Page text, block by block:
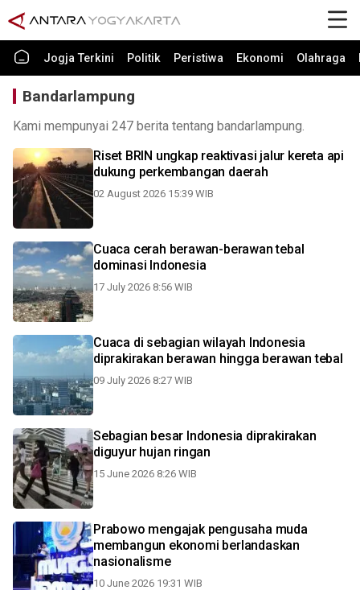
Jogja Terkini Politik Peristiwa Ekonomi Olahraga
Bandarlampung
Kami mempunyai 247 berita tentang bandarlampung.
Riset BRIN ungkap reaktivasi jalur kereta api
dukung perkembangan daerah
02 August 2026 15:39 WIB
Cuaca cerah berawan-berawan tebal
dominasi Indonesia
17 July 2026 8:56 WIB
Cuaca di sebagian wilayah Indonesia
diprakirakan berawan hingga berawan tebal
09 July 2026 8:27 WIB
Sebagian besar Indonesia diprakirakan
diguyur hujan ringan
15 June 2026 8:26 WIB
Prabowo mengajak pengusaha muda
membangun ekonomi berlandaskan
nasionalisme
10 June 2026 19:31 WIB